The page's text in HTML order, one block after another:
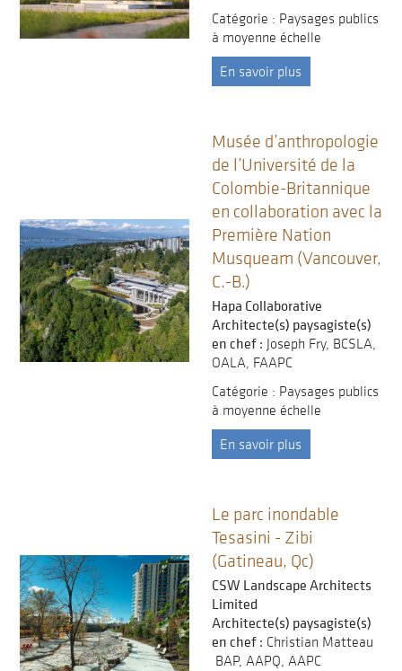
Catégorie : Paysages publics
à moyenne échelle
En savoir plus
Musée d’anthropologie
de l’Université de la
Colombie-Britannique
en collaboration avec la
Première Nation
Musqueam (Vancouver,
C.-B.)
Hapa Collaborative
Architecte(s) paysagiste(s)
en chef : Joseph Fry, BCSLA,
OALA, FAAPC
Catégorie : Paysages publics
à moyenne échelle
En savoir plus
Le parc inondable
Tesasini - Zibi
(Gatineau, Qc)
CSW Landscape Architects
Limited
Architecte(s) paysagiste(s)
en chef : Christian Matteau
BAP, AAPQ, AAPC